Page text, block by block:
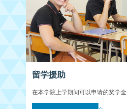
留学援助
在本学院上学期间可以申请的奖学金